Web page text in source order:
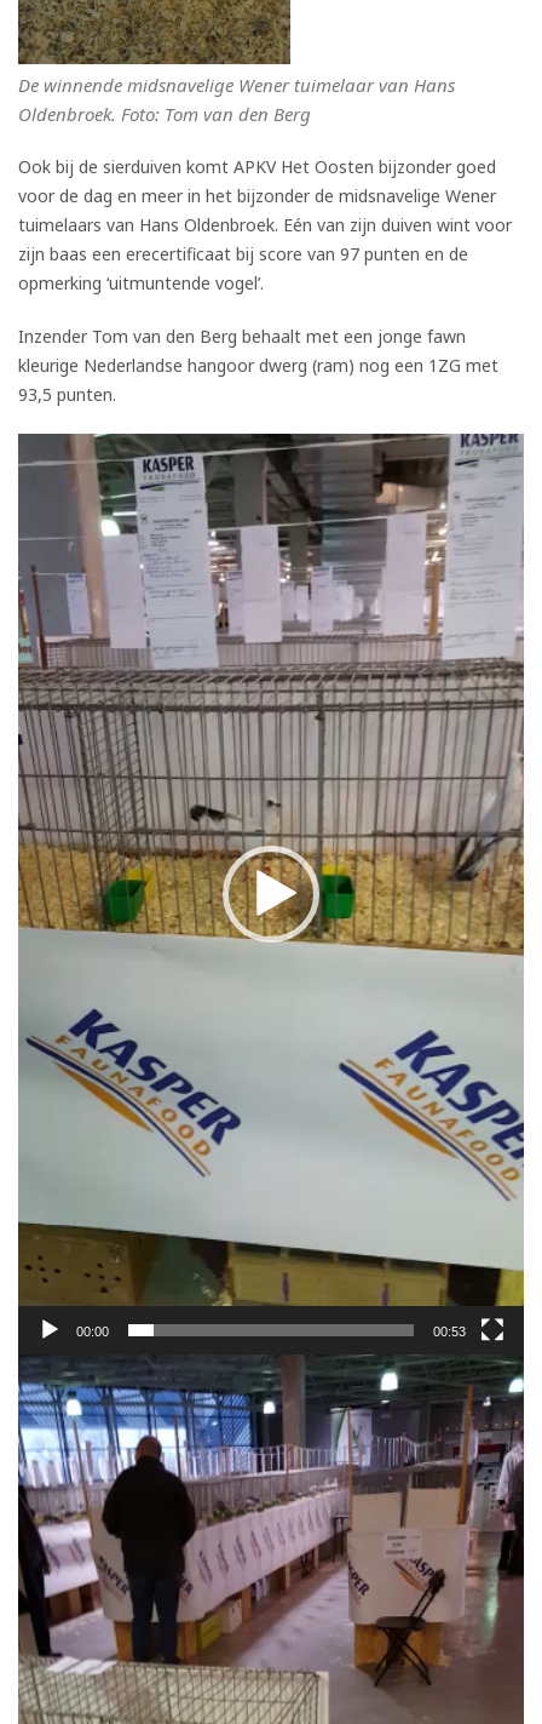
De winnende midsnavelige Wener tuimelaar van Hans
Oldenbroek. Foto: Tom van den Berg
Ook bij de sierduiven komt APKV Het Oosten bijzonder goed
voor de dag en meer in het bijzonder de midsnavelige Wener
tuimelaars van Hans Oldenbroek. Eén van zijn duiven wint voor
zijn baas een erecertificaat bij score van 97 punten en de
opmerking ‘uitmuntende vogel’.
Inzender Tom van den Berg behaalt met een jonge fawn
kleurige Nederlandse hangoor dwerg (ram) nog een 1ZG met
93,5 punten.
Videospeler
00:00 00:53
Videospeler